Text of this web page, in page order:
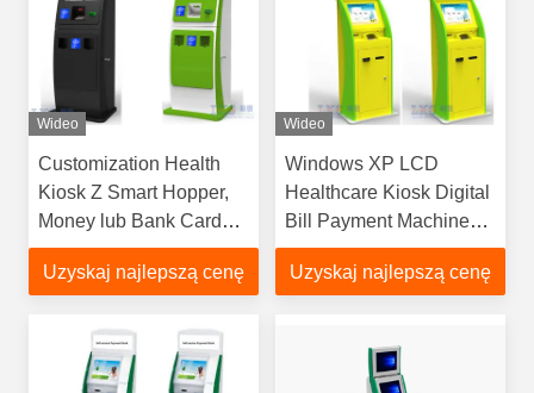
Wideo
Customization Health
Kiosk Z Smart Hopper,
Money lub Bank Card
Reader Terminal
płatności
Uzyskaj najlepszą cenę
Wideo
Windows XP LCD
Healthcare Kiosk Digital
Bill Payment Machine
OEM Wolnostojący
Uzyskaj najlepszą cenę